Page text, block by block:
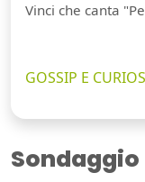
Vinci che canta
GOSSIP E
Sondaggio